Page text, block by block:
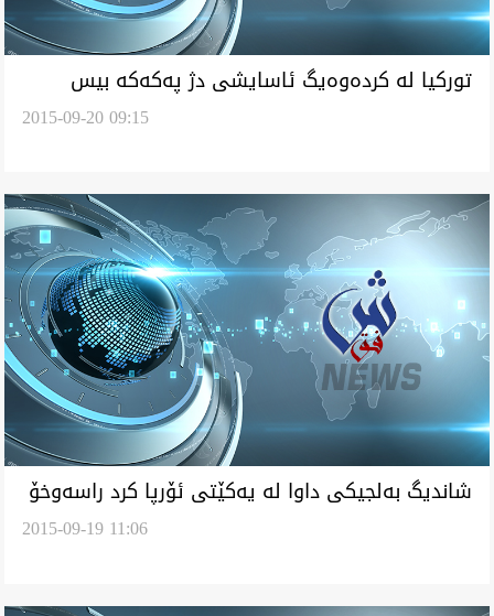
توركيا له‌ كرده‌وه‌يگ ئاسايشى دژ په‌كه‌كه بيس
2015-09-20 09:15
شانديگ به‌لجيكى داوا له‌ يه‌كێتى ئۆرپا كرد راسه‌وخۆ
2015-09-19 11:06